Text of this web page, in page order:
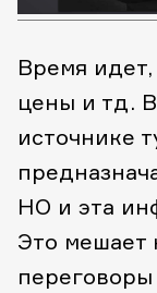
Время
цены и тд.
источнике
НО и эта
Это мешает